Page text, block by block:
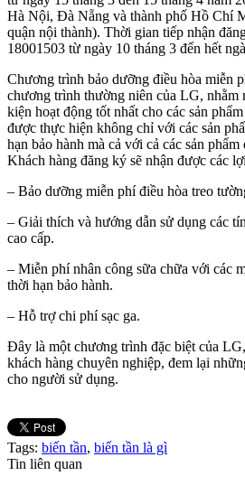
Hà Nội, Đà Nẵng và thành phố Hồ Chí
quận nội thành). Thời gian tiếp nhận
18001503 từ ngày 10 tháng 3 đến hết
Chương trình bảo dưỡng điều hòa miễn
chương trình thường niên của LG, nhằm
kiện hoạt động tốt nhất cho các sản
được thực hiện không chỉ với các sản
hạn bảo hành mà cả với cả các sản phẩm
Khách hàng đăng ký sẽ nhận được các
– Bảo dưỡng miễn phí điều hòa treo
– Giải thích và hướng dẫn sử dụng các
cao cấp.
– Miễn phí nhân công sữa chữa với các
thời hạn bảo hành.
– Hỗ trợ chi phí sạc ga.
Đây là một chương trình đặc biệt của
khách hàng chuyên nghiệp, đem lại
cho người sử dụng.
Tags: biến tần, biến tần là gì
Tin liên quan